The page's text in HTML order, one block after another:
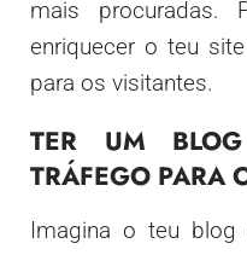
mais procuradas.
enriquecer o teu
para os visitantes.
TER UM
TRÁFEGO PARA
Imagina o teu blog